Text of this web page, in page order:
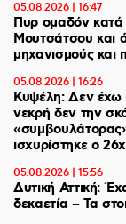
05.08.2026 | 16:47
Πυρ ομαδόν κατά
Μουτσάτσου και
μηχανισμούς και
05.08.2026 | 16:26
Κυψέλη: Δεν έχω
νεκρή δεν την
ισχυρίστηκε ο
05.08.2026 | 15:56
Δυτική Αττική:
δεκαετία – Τα